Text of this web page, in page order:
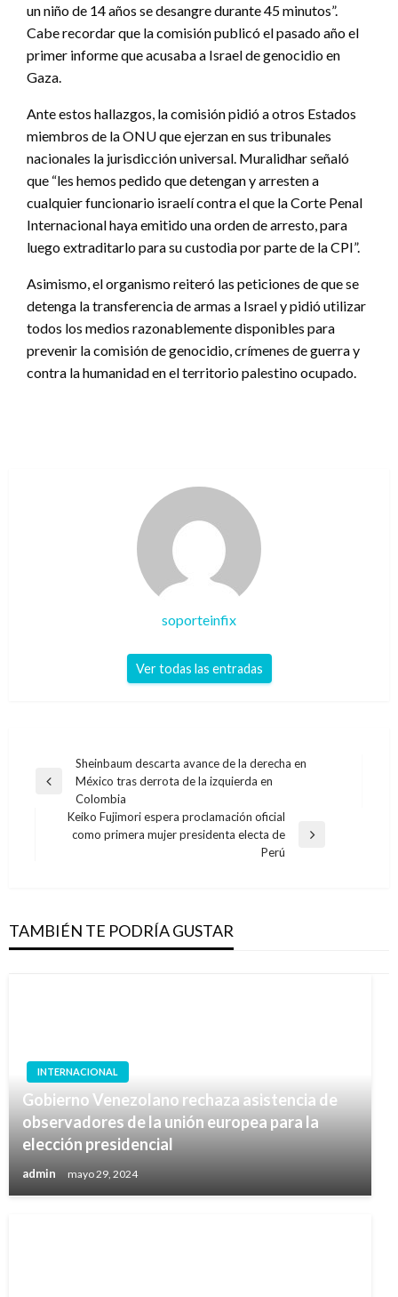
un niño de 14 años se desangre durante 45 minutos”.
Cabe recordar que la comisión publicó el pasado año el
primer informe que acusaba a Israel de genocidio en
Gaza.
Ante estos hallazgos, la comisión pidió a otros Estados
miembros de la ONU que ejerzan en sus tribunales
nacionales la jurisdicción universal. Muralidhar señaló
que “les hemos pedido que detengan y arresten a
cualquier funcionario israelí contra el que la Corte Penal
Internacional haya emitido una orden de arresto, para
luego extraditarlo para su custodia por parte de la CPI”.
Asimismo, el organismo reiteró las peticiones de que se
detenga la transferencia de armas a Israel y pidió utilizar
todos los medios razonablemente disponibles para
prevenir la comisión de genocidio, crímenes de guerra y
contra la humanidad en el territorio palestino ocupado.
soporteinfix
Ver todas las entradas
Navegación
de
entradas
Entrada
Sheinbaum descarta avance de la derecha en
México tras derrota de la izquierda en
Colombia
Entrada
Keiko Fujimori espera proclamación oficial
como primera mujer presidenta electa de
Perú
TAMBIÉN TE PODRÍA GUSTAR
INTERNACIONAL
Gobierno Venezolano rechaza asistencia de
observadores de la unión europea para la
elección presidencial
admin mayo 29, 2024